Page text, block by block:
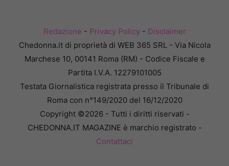
Redazione - Privacy Policy- Disclaimer
Chedonna.it di proprietà di WEB 365 SRL - Via Nicola
Marchese 10, 00141 Roma (RM) - Codice Fiscale e
Partita I.V.A. 12279101005
Testata Giornalistica registrata presso il Tribunale di
Roma con n°149/2020 del 16/12/2020
Copyright ©2026 - Tutti i diritti riservati -
CHEDONNA.IT MAGAZINE è marchio registrato -
Contattaci